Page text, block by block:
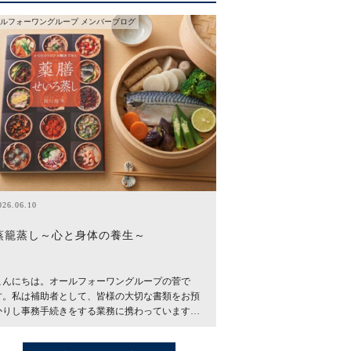
フォーワングループ メンバーブログ
籠蒸し～心と身体の養生～
んにちは。オールフォーワングループの菅で
。私は補助者として、皆様の大切な書類をお預
りし事務手続きをする業務に携わっています…